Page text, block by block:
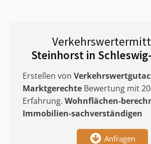
Steinhorst in
Erstellen von
Marktgerechte Bewertung mit
Erfahrung. Wohnflächen-
Immobilien-sachverständigen
Anfragen